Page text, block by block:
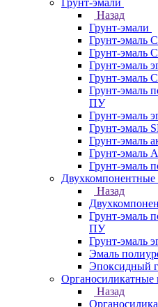
Грунт-эмали
Назад
Грунт-эмали
Грунт-эмаль
Грунт-эмаль
Грунт-эмаль
Грунт-эмаль
Грунт-эмаль
ПУ
Грунт-эмаль
Грунт-эмаль
Грунт-эмаль
Грунт-
Грунт-эмаль
Двухкомпонентные
Назад
Грунт-эмаль
ПУ
Грунт-эмаль
Эмаль
Эпоксидный
Органосиликатные
Назад